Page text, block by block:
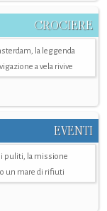
CROCIERE
la leggenda
a vela rivive
EVENTI
puliti, la missione
un mare di rifiuti